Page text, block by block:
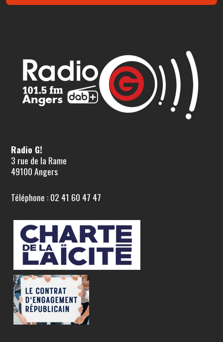
Radio G!
3 rue de la Rame
49100 Angers
Téléphone : 02 41 60 47 47